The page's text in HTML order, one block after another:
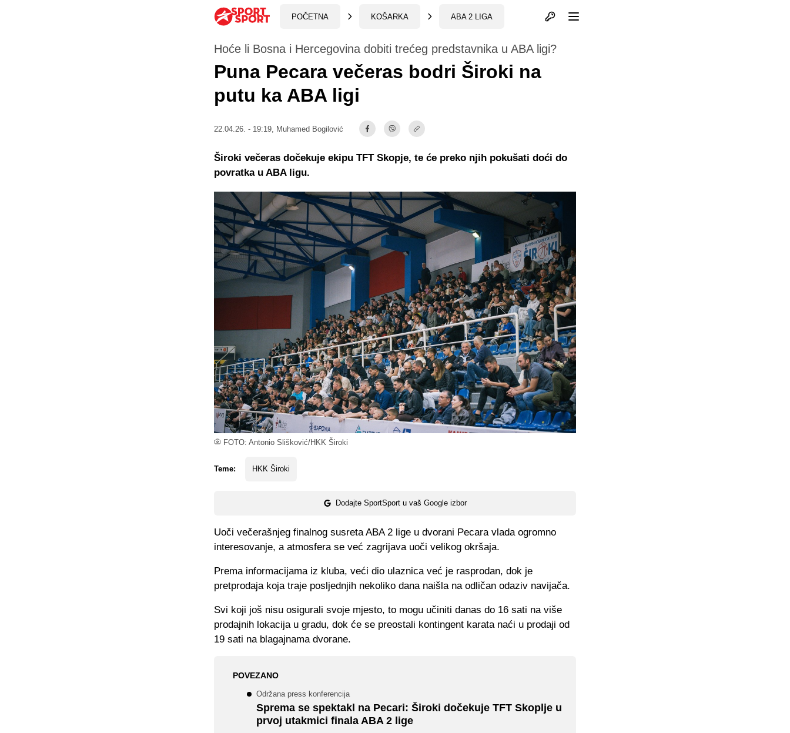
POČETNA KOŠARKA ABA 2 LIGA Otvori profil
FOTO: Antonio Slišković/HKK Široki
Hoće li Bosna i Hercegovina dobiti trećeg predstavnika u ABA ligi?
Puna Pecara večeras bodri Široki na
putu ka ABA ligi
22.04.26. - 19:19, Muhamed Bogilović
Teme: HKK Široki
Dodajte SportSport u vaš Google izbor
Široki večeras dočekuje ekipu TFT Skopje, te će preko njih pokušati doći do
povratka u ABA ligu.
Uoči večerašnjeg finalnog susreta ABA 2 lige u dvorani Pecara vlada ogromno
interesovanje, a atmosfera se već zagrijava uoči velikog okršaja.
Prema informacijama iz kluba, veći dio ulaznica već je rasprodan, dok je
pretprodaja koja traje posljednjih nekoliko dana naišla na odličan odaziv navijača.
Svi koji još nisu osigurali svoje mjesto, to mogu učiniti danas do 16 sati na više
prodajnih lokacija u gradu, dok će se preostali kontingent karata naći u prodaji od
19 sati na blagajnama dvorane.
POVEZANO
Održana press konferencija
Sprema se spektakl na Pecari: Široki dočekuje TFT Skoplje u
prvoj utakmici finala ABA 2 lige